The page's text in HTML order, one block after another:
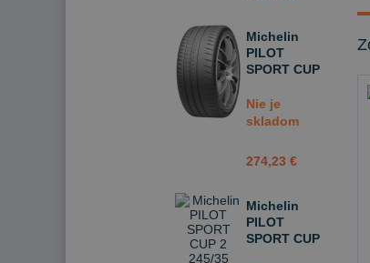
Michelin
PILOT
SPORT CUP
93 Y Letné
Nie je
skladom
274,23 €
Michelin
PILOT
SPORT CUP